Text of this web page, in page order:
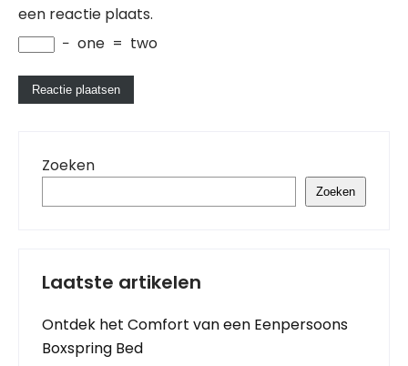
een reactie plaats.
− one = two
Zoeken
Zoeken
Laatste artikelen
Ontdek het Comfort van een Eenpersoons
Boxspring Bed